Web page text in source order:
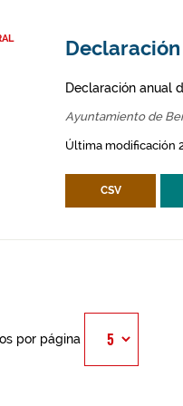
Declaración anual
Ayuntamiento de
Última modificación
CSV
por página